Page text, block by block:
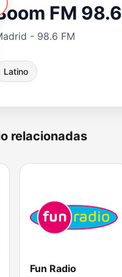
FM 98.6
- 98.6 FM
Latino
relacionadas
Fun Radio